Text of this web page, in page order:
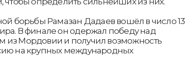
борьбы Рамазан Дадаев вошёл в число 13
В финале он одержал победу над
из Мордовии и получил возможность
на крупных международных